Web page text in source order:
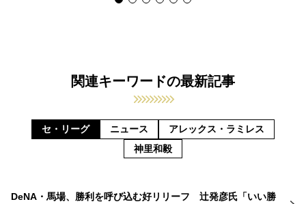
関連キーワードの最新記事
セ・リーグ ニュース
アレックス・ラミレス
神里和毅
DeNA・馬場、勝利を呼び込む好リリーフ 辻発彦氏「いい勝